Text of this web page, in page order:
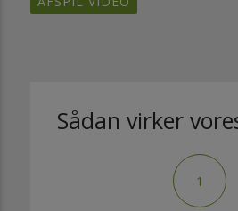
Sådan virker
1